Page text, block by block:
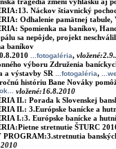
13. Náckov štiavnický
Odhalenie pamätnej
Spomienka na baníkov,
sa nepôjde, projekt
baníkov
...fotogaléria,
výboru Združenia
a výstavby SR
...fotogaléria,
históriu Bane Nováky
vložené:16.8.2010
II.: Porada k Slovenskej
II.: 3.Európske banícke a
I.:3. Európske banícke a
stretnutie ŠTURC